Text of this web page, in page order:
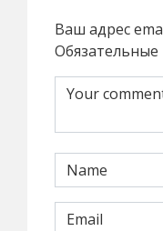
Ваш адрес